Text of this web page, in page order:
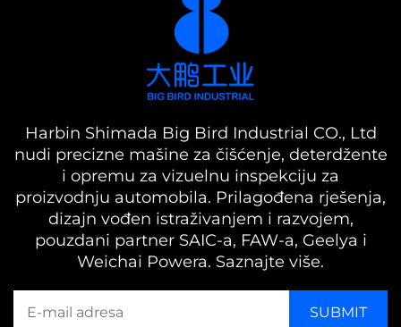
Harbin Shimada Big Bird Industrial CO., Ltd
nudi precizne mašine za čišćenje, deterdžente
i opremu za vizuelnu inspekciju za
proizvodnju automobila. Prilagođena rješenja,
dizajn vođen istraživanjem i razvojem,
pouzdani partner SAIC-a, FAW-a, Geelya i
Weichai Powera. Saznajte više.